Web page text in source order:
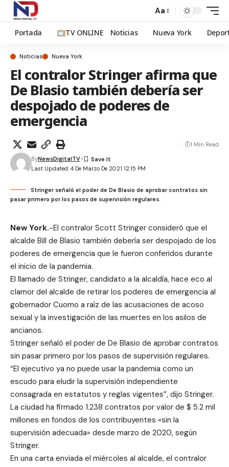
Aa
Portada TV ONLINE Noticias Nueva York
Noticias Nueva York
El contralor Stringer afirma que
De Blasio también debería ser
despojado de poderes de
emergencia
Last Updated: 4 De Marzo De 2021 12:15 PM
ByNewsDigitalTV
1 Min Read
Stringer señaló el poder de De Blasio de aprobar contratos sin
pasar primero por los pasos de supervisión regulares.
New York.-El contralor Scott Stringer consideró que el
alcalde Bill de Blasio también debería ser despojado de los
poderes de emergencia que le fueron conferidos durante
el inicio de la pandemia.
El llamado de Stringer, candidato a la alcaldía, hace eco al
clamor del alcalde de retirar los poderes de emergencia al
gobernador Cuomo a raíz de las acusaciones de acoso
sexual y la investigación de las muertes en los asilos de
ancianos.
Stringer señaló el poder de De Blasio de aprobar contratos
sin pasar primero por los pasos de supervisión regulares.
“El ejecutivo ya no puede usar la pandemia como un
escudo para eludir la supervisión independiente
consagrada en estatutos y reglas vigentes”, dijo Stringer.
La ciudad ha firmado 1.238 contratos por valor de $ 5.2 mil
millones en fondos de los contribuyentes «sin la
supervisión adecuada» desde marzo de 2020, según
Stringer.
En una carta enviada el miércoles al alcalde, el contralor